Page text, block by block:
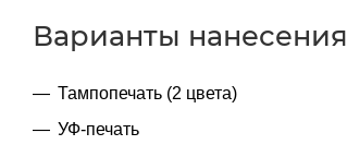
Варианты нанесения
Тампопечать (2 цвета)
УФ-печать